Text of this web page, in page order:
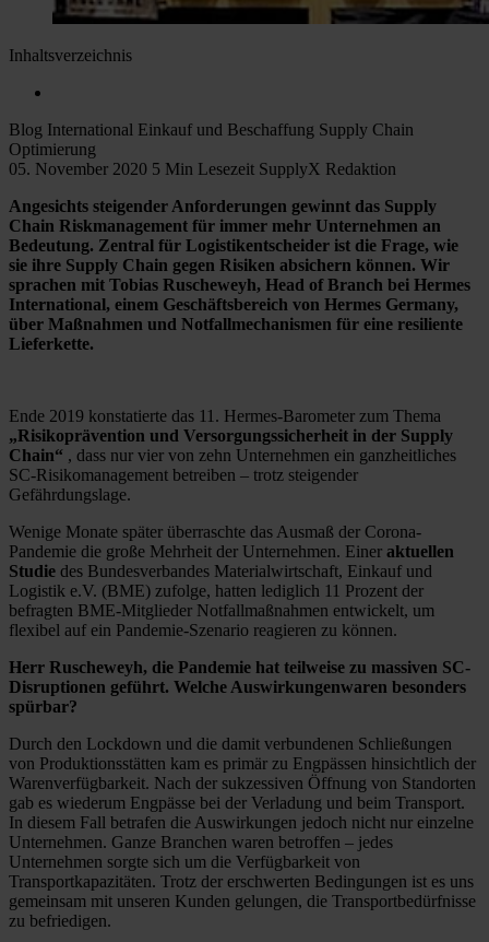
Inhaltsverzeichnis
Blog International Einkauf und Beschaffung Supply Chain
Optimierung
05. November 2020 5 Min Lesezeit SupplyX Redaktion
Angesichts steigender Anforderungen gewinnt das Supply
Chain Riskmanagement für immer mehr Unternehmen an
Bedeutung. Zentral für Logistikentscheider ist die Frage, wie
sie ihre Supply Chain gegen Risiken absichern können. Wir
sprachen mit Tobias Ruscheweyh, Head of Branch bei Hermes
International, einem Geschäftsbereich von Hermes Germany,
über Maßnahmen und Notfallmechanismen für eine resiliente
Lieferkette.
Ende 2019 konstatierte das 11. Hermes-Barometer zum Thema
„Risikoprävention und Versorgungssicherheit in der Supply
Chain“ , dass nur vier von zehn Unternehmen ein ganzheitliches
SC-Risikomanagement betreiben – trotz steigender
Gefährdungslage.
Wenige Monate später überraschte das Ausmaß der Corona-
Pandemie die große Mehrheit der Unternehmen. Einer aktuellen
Studie des Bundesverbandes Materialwirtschaft, Einkauf und
Logistik e.V. (BME) zufolge, hatten lediglich 11 Prozent der
befragten BME-Mitglieder Notfallmaßnahmen entwickelt, um
flexibel auf ein Pandemie-Szenario reagieren zu können.
Herr Ruscheweyh, die Pandemie hat teilweise zu massiven SC-
Disruptionen geführt. Welche Auswirkungenwaren besonders
spürbar?
Durch den Lockdown und die damit verbundenen Schließungen
von Produktionsstätten kam es primär zu Engpässen hinsichtlich der
Warenverfügbarkeit. Nach der sukzessiven Öffnung von Standorten
gab es wiederum Engpässe bei der Verladung und beim Transport.
In diesem Fall betrafen die Auswirkungen jedoch nicht nur einzelne
Unternehmen. Ganze Branchen waren betroffen – jedes
Unternehmen sorgte sich um die Verfügbarkeit von
Transportkapazitäten. Trotz der erschwerten Bedingungen ist es uns
gemeinsam mit unseren Kunden gelungen, die Transportbedürfnisse
zu befriedigen.